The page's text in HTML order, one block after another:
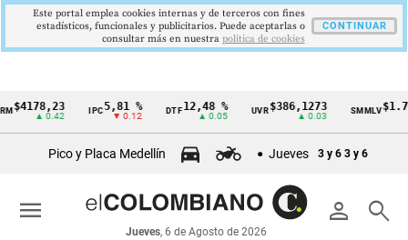
Cintillo
económicos
Colombia
▲ 0.42
IPC 5,81 %
▼ 0.12
DTF 12,48 %
▲ 0.05
UVR $386,1273
▲ 0.03
SMMLV
Pico y Placa Medellín Jueves 3 y 6 3 y 6
person search
Jueves, 6 de Agosto de 2026
menu
Este portal emplea cookies internas y de terceros con fines
estadísticos, funcionales y publicitarios. Puede aceptarlas o
consultar más en nuestra politica de cookies
CONTINUAR